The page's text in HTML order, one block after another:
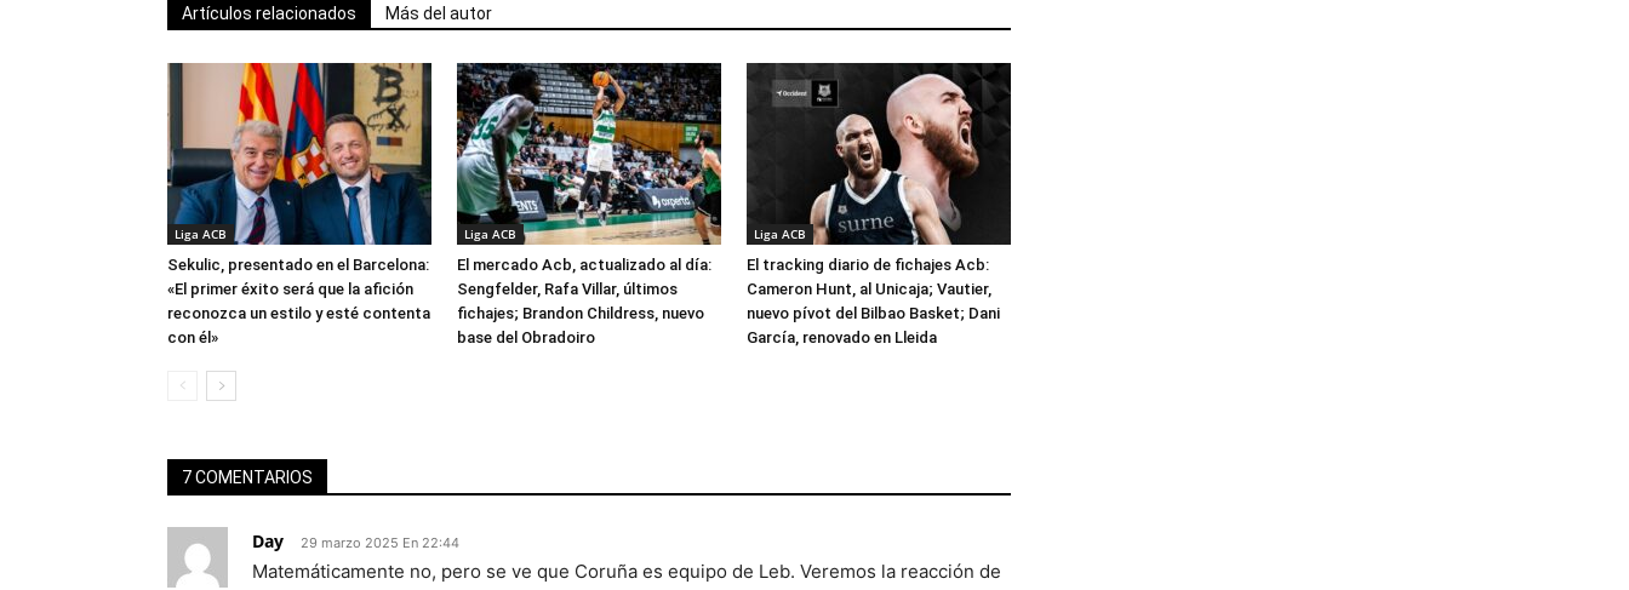
Artículos relacionados Más del autor
Liga ACB
Sekulic, presentado en el Barcelona:
«El primer éxito será que la afición
reconozca un estilo y esté contenta
con él»
Liga ACB
El mercado Acb, actualizado al día:
Sengfelder, Rafa Villar, últimos
fichajes; Brandon Childress, nuevo
base del Obradoiro
Liga ACB
El tracking diario de fichajes Acb:
Cameron Hunt, al Unicaja; Vautier,
nuevo pívot del Bilbao Basket; Dani
García, renovado en Lleida
7 COMENTARIOS
Day 29 marzo 2025 En 22:44
Matemáticamente no, pero se ve que Coruña es equipo de Leb. Veremos la reacción de